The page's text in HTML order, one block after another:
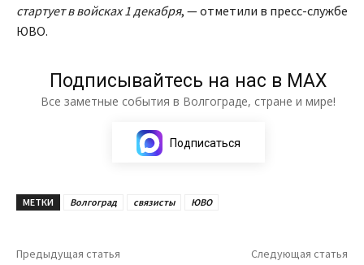
стартует в войсках 1 декабря, — отметили в пресс-службе
ЮВО.
Подписывайтесь на нас в МАХ
Все заметные события в Волгограде, стране и мире!
Подписаться
МЕТКИ Волгоград связисты ЮВО
Предыдущая статья Следующая статья